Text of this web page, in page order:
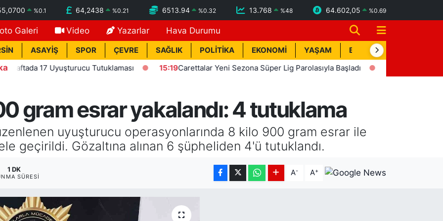
%0.1 64,2438 %0.21 6513.94 %0.32 13.768 %48 64.602,05 %0.69
Galeri Video Yazarlar Hava Durumu
ASAYİŞ SPOR ÇEVRE SAĞLIK POLİTİKA EKONOMİ YAŞAM BİK İLAN
17 Uyuşturucu Tutuklaması 15:19 Carettalar Yeni Sezona Süper Lig Parolasıyla Başladı 15:15
gram esrar yakalandı: 4 tutuklama
uyuşturucu operasyonlarında 8 kilo 900 gram esrar ile
geçirildi. Gözaltına alınan 6 şüpheliden 4'ü tutuklandı.
1 DK
SÜRESI A- A+